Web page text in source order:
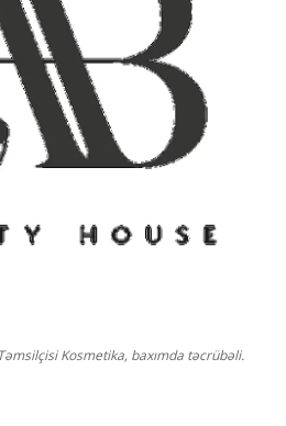
Kosmetika, baxımda təcrübəli.